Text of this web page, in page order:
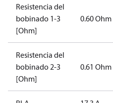
Resistencia del
bobinado 1-3
[Ohm]
0.60 Ohm
Resistencia del
bobinado 2-3
[Ohm]
0.61 Ohm